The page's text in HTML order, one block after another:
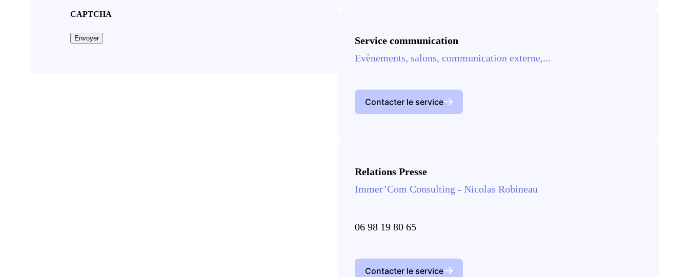
CAPTCHA
Envoyer
Service communication
Evènements, salons, communication externe,...
Contacter le service
Relations Presse
Immer’Com Consulting - Nicolas Robineau
06 98 19 80 65
Contacter le service